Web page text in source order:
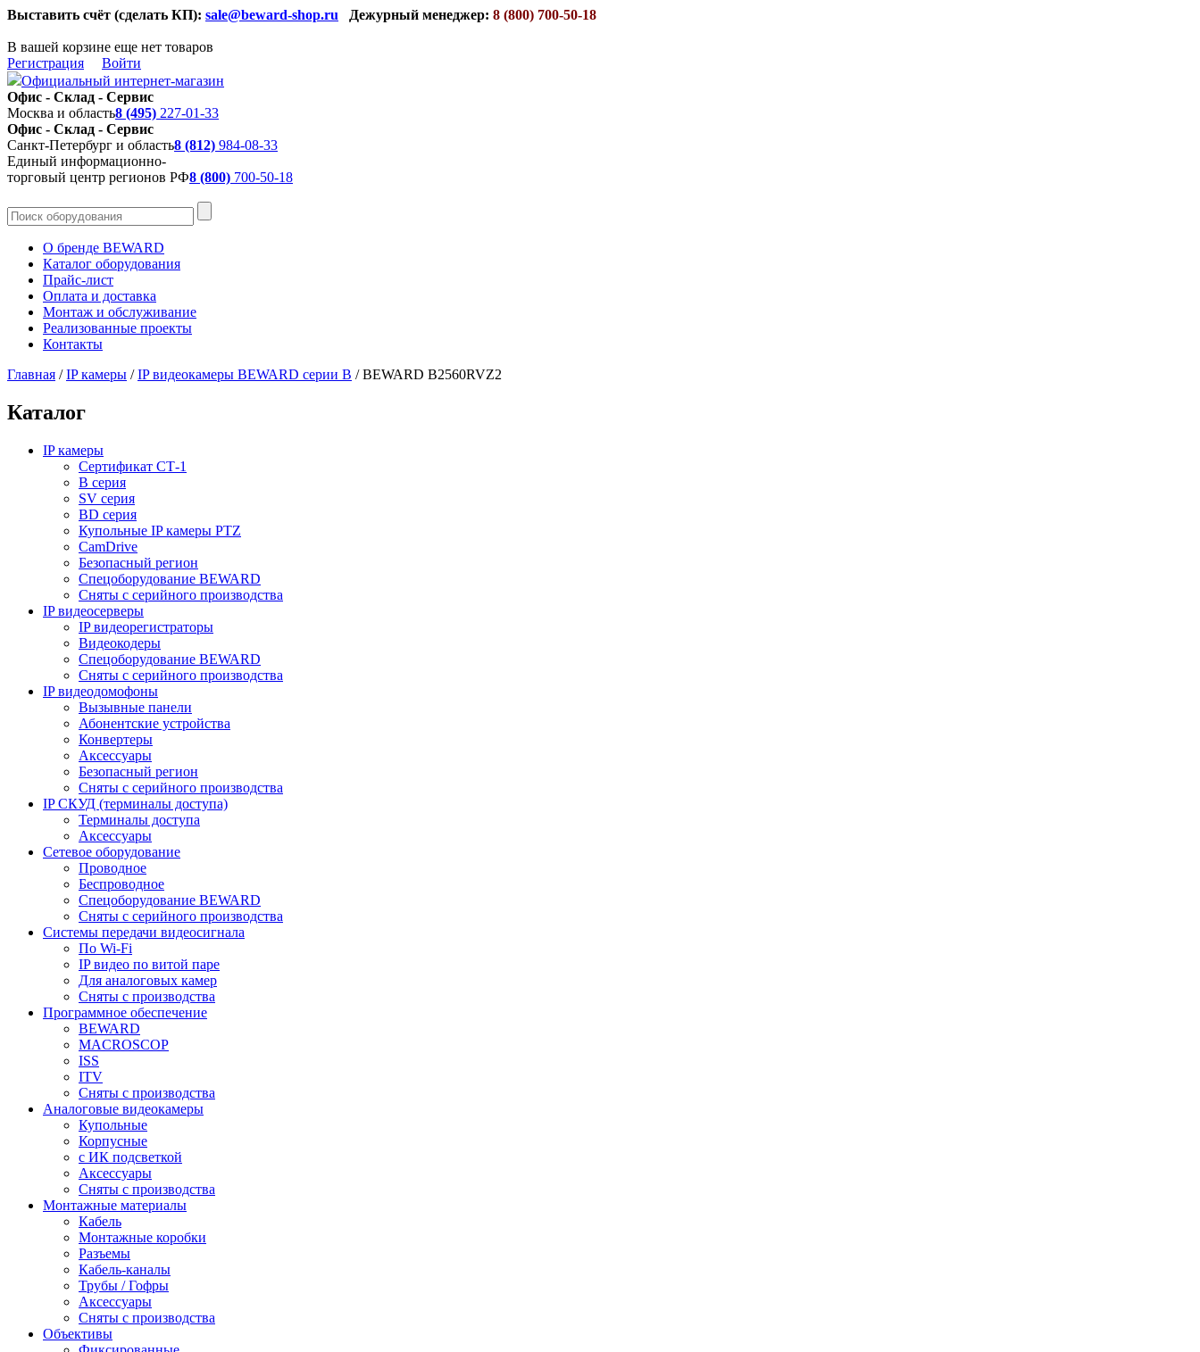
Выставить счёт (сделать КП): sale@beward-shop.ru Дежурный менеджер: 8 (800) 700-50-18
В вашей корзине еще нет товаров
Регистрация
Войти
Официальный интернет-магазин
Офис - Склад - Сервис
Москва и область8 (495) 227-01-33
Офис - Склад - Сервис
Санкт-Петербург и область8 (812) 984-08-33
Единый информационно-
торговый центр регионов РФ8 (800) 700-50-18
О бренде BEWARD
Каталог оборудования
Прайс-лист
Оплата и доставка
Монтаж и обслуживание
Реализованные проекты
Контакты
Главная /IP камеры /IP видеокамеры BEWARD серии B /BEWARD B2560RVZ2
Каталог
IP камеры
Сертификат СТ-1
B серия
SV серия
BD серия
Купольные IP камеры PTZ
CamDrive
Безопасный регион
Спецоборудование BEWARD
Сняты с серийного производства
IP видеосерверы
IP видеорегистраторы
Видеокодеры
Спецоборудование BEWARD
Сняты с серийного производства
IP видеодомофоны
Вызывные панели
Абонентские устройства
Конвертеры
Аксессуары
Безопасный регион
Сняты с серийного производства
IP СКУД (терминалы доступа)
Терминалы доступа
Аксессуары
Сетевое оборудование
Проводное
Беспроводное
Спецоборудование BEWARD
Сняты с серийного производства
Системы передачи видеосигнала
По Wi-Fi
IP видео по витой паре
Для аналоговых камер
Сняты с производства
Программное обеспечение
BEWARD
MACROSCOP
ISS
ITV
Сняты с производства
Аналоговые видеокамеры
Купольные
Корпусные
c ИК подсветкой
Аксессуары
Сняты с производства
Монтажные материалы
Кабель
Монтажные коробки
Разъемы
Кабель-каналы
Трубы / Гофры
Аксессуары
Сняты с производства
Объективы